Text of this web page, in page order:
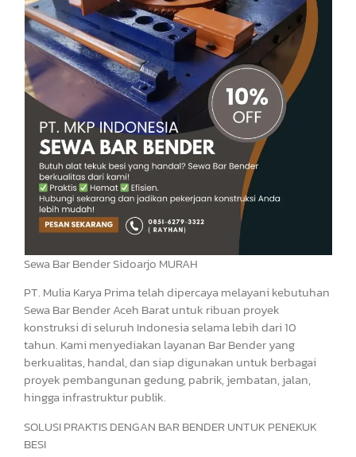
Sewa Bar Bender Sidoarjo MURAH
PT. Mulia Karya Prima telah dipercaya melayani kebutuhan
Sewa Bar Bender Aceh Barat untuk ribuan proyek
konstruksi di seluruh Indonesia selama lebih dari 10
tahun. Kami menyediakan layanan Bar Bender yang
berkualitas, handal, dan siap digunakan untuk berbagai
proyek pembangunan gedung, pabrik, jembatan, jalan,
hingga infrastruktur publik.
SOLUSI PRAKTIS DENGAN BAR BENDER UNTUK PENEKUK
BESI